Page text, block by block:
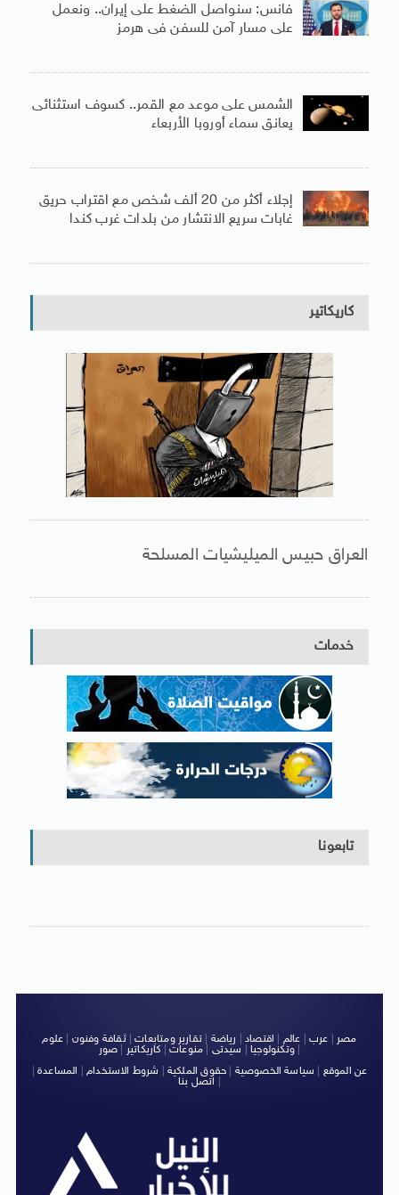
فانس: سنواصل الضغط على إيران.. ونعمل
على مسار آمن للسفن فى هرمز
الشمس على موعد مع القمر.. كسوف استثنائى
يعانق سماء أوروبا الأربعاء
إجلاء أكثر من 20 ألف شخص مع اقتراب حريق
غابات سريع الانتشار من بلدات غرب كندا
كاريكاتير
العراق حبيس الميليشيات المسلحة
خدمات
تابعونا
مصر عرب عالم اقتصاد رياضة |تقارير ومتابعات|ثقافة وفنون
علوم
وتكنولوجيا| سيدتى منوعات كاريكاتير صور
|
عن الموقع
سياسة الخصوصية حقوق الملكية شروط الاستخدام| المساعدة|
اتصل بنا